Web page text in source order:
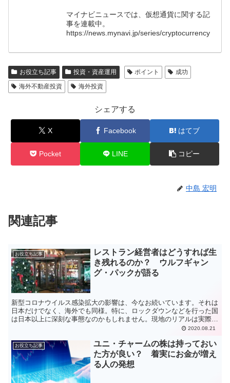
マイナビニュースでは、仮想通貨に関する記
事を連載中。
https://news.mynavi.jp/series/cryptocurrency
お役立ち記事 投資・資産運用 ポイント
成功
海外不動産投資
海外投資
シェアする
X Facebook はてブ
Pocket LINE コピー
中島 宏明
関連記事
お役立ち記事
レストラン経営者はどうすれば生
き残れるのか？ ウルフギャン
グ・パックが語る
新型コロナウイルス感染拡大の影響は、今なお続いています。それは
日本だけでなく、海外でも同様。特に、ロックダウンなどを行った国
は日本以上に深刻な事態なのかもしれません。現地のリアルは実際に
行ってみないとわかりませんが、今は渡航できる状況でもあ...2020.08.21
お役立ち記事
ユニ・チャームの株は持っておい
た方が良い？ 着実にお金が増え
る人の発想